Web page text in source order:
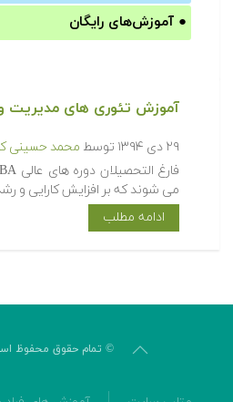
● آموزش‌های رایگان
آموزش تئوری های مدیریت و
۲۹ دی ۱۳۹۴ توسط محمد حسینی
می شوند که بر افزایش کارایی و
ادامه مطلب
© تمام حقوق محفوظ